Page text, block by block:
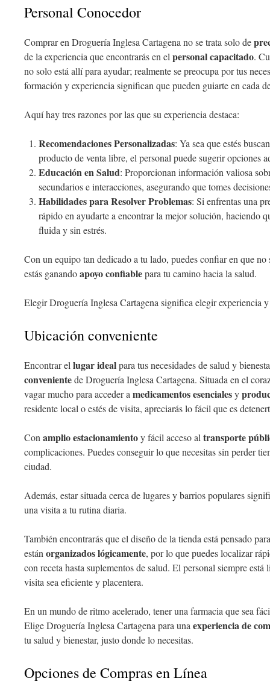
Personal Conocedor
Comprar en Droguería Inglesa Cartagena no se trata solo de
de la experiencia que encontrarás en el personal capacitado.
no solo está allí para ayudar; realmente se preocupa por tus
formación y experiencia significan que pueden guiarte en cada
Aquí hay tres razones por las que su experiencia destaca:
Recomendaciones Personalizadas: Ya sea que estés
producto de venta libre, el personal puede sugerir opciones
Educación en Salud: Proporcionan información valiosa
secundarios e interacciones, asegurando que tomes
Habilidades para Resolver Problemas: Si enfrentas una
rápido en ayudarte a encontrar la mejor solución, haciendo
fluida y sin estrés.
Con un equipo tan dedicado a tu lado, puedes confiar en que
estás ganandoapoyo confiablepara tu camino hacia la salud.
Elegir Droguería Inglesa Cartagena significa elegir experiencia
Ubicación conveniente
Encontrar el lugar idealpara tus necesidades de salud y
convenientede Droguería Inglesa Cartagena. Situada en el
vagar mucho para acceder a medicamentos esencialesy
residente local o estés de visita, apreciarás lo fácil que es
Con amplio estacionamientoy fácil acceso al transporte
complicaciones. Puedes conseguir lo que necesitas sin perder
ciudad.
Además, estar situada cerca de lugares y barrios populares
una visita a tu rutina diaria.
También encontrarás que el diseño de la tienda está pensado
están organizados lógicamente, por lo que puedes localizar
con receta hasta suplementos de salud. El personal siempre
visita sea eficiente y placentera.
En un mundo de ritmo acelerado, tener una farmacia que sea
Elige Droguería Inglesa Cartagena para una experiencia de
tu salud y bienestar, justo donde lo necesitas.
Opciones de Compras en Línea